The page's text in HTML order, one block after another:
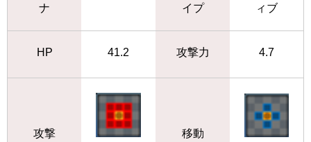
ナ
イプ
ィブ
HP 41.2 攻撃力 4.7
攻撃 移動